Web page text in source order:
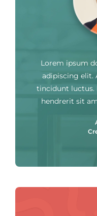
Lorem ipsum
adipiscing elit.
tincidunt luctus.
hendrerit sit